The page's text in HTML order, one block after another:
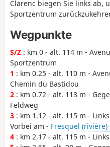
Clarenc biegen Sie links ab,
Sportzentrum
Wegpunkte
S/Z : km 0 - alt. 114 m -
Sportzentrum
1 : km 0.25 - alt. 110 m -
Chemin du Bastidou
2 : km 0.72 - alt. 113 m -
Feldweg
3 : km 1.12 - alt. 115 m -
Vorbei am - Fresquel
4 : km 2.17 - alt. 115 m -